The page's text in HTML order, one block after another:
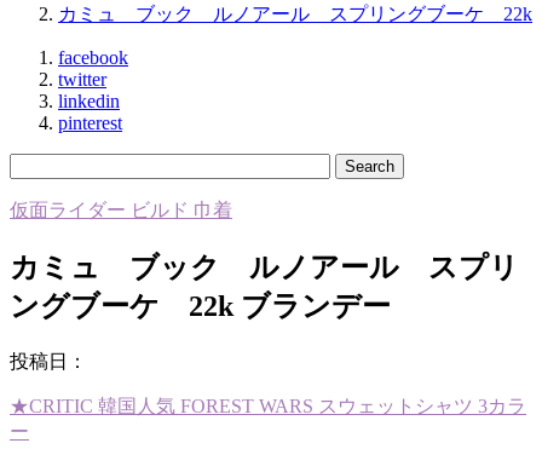
カミュ ブック ルノアール スプリングブーケ 22k
facebook
twitter
linkedin
pinterest
仮面ライダー ビルド 巾着
カミュ ブック ルノアール スプリ
ングブーケ 22k ブランデー
投稿日：
★CRITIC 韓国人気 FOREST WARS スウェットシャツ 3カラ
ー